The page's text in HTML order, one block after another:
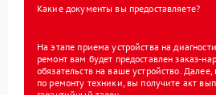
Какие документы вы предоставляете?
На этапе приема устройства на
ремонт вам будет предоставлен заказ-
обязательств на ваше устройство.
по ремонту техники, вы получите акт